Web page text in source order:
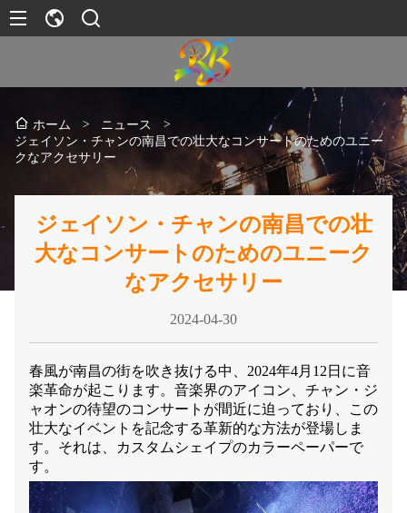
ホーム > ニュース
>
ジェイソン・チャンの南昌での壮大なコンサートのためのユニー
クなアクセサリー
ジェイソン・チャンの南昌での壮
大なコンサートのためのユニーク
なアクセサリー
2024-04-30
春風が南昌の街を吹き抜ける中、2024年4月12日に音
楽革命が起こります。音楽界のアイコン、チャン・ジ
ャオンの待望のコンサートが間近に迫っており、この
壮大なイベントを記念する革新的な方法が登場しま
す。それは、カスタムシェイプのカラーペーパーで
す。